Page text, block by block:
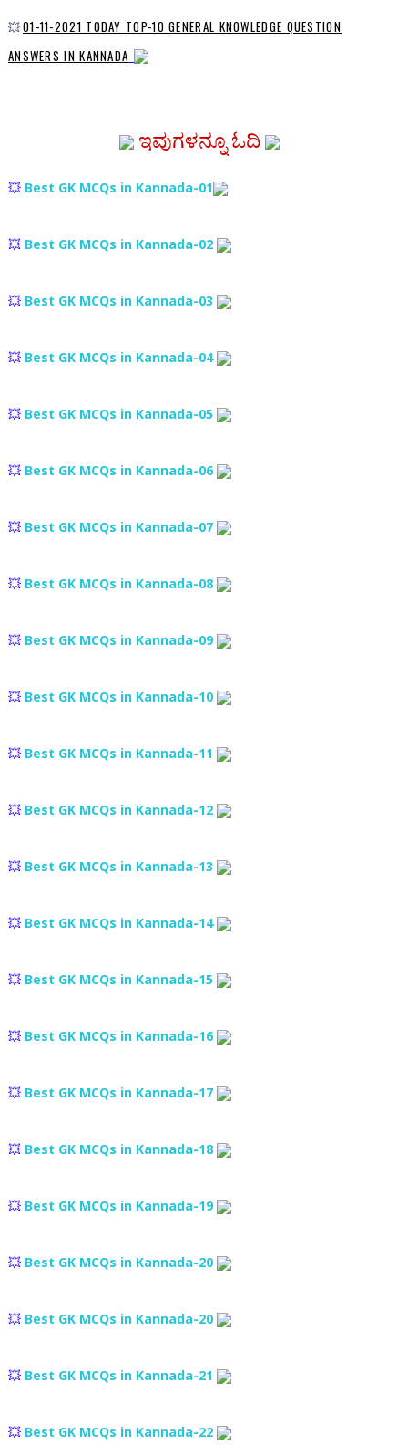
💥01-11-2021 TODAY TOP-10 GENERAL KNOWLEDGE QUESTION
ANSWERS IN KANNADA
ಇವುಗಳನ್ನೂ ಓದಿ
💥 Best GK MCQs in Kannada-01
💥 Best GK MCQs in Kannada-02
💥 Best GK MCQs in Kannada-03
💥 Best GK MCQs in Kannada-04
💥 Best GK MCQs in Kannada-05
💥 Best GK MCQs in Kannada-06
💥 Best GK MCQs in Kannada-07
💥 Best GK MCQs in Kannada-08
💥 Best GK MCQs in Kannada-09
💥 Best GK MCQs in Kannada-10
💥 Best GK MCQs in Kannada-11
💥 Best GK MCQs in Kannada-12
💥 Best GK MCQs in Kannada-13
💥 Best GK MCQs in Kannada-14
💥 Best GK MCQs in Kannada-15
💥 Best GK MCQs in Kannada-16
💥 Best GK MCQs in Kannada-17
💥 Best GK MCQs in Kannada-18
💥 Best GK MCQs in Kannada-19
💥 Best GK MCQs in Kannada-20
💥 Best GK MCQs in Kannada-20
💥 Best GK MCQs in Kannada-21
💥 Best GK MCQs in Kannada-22